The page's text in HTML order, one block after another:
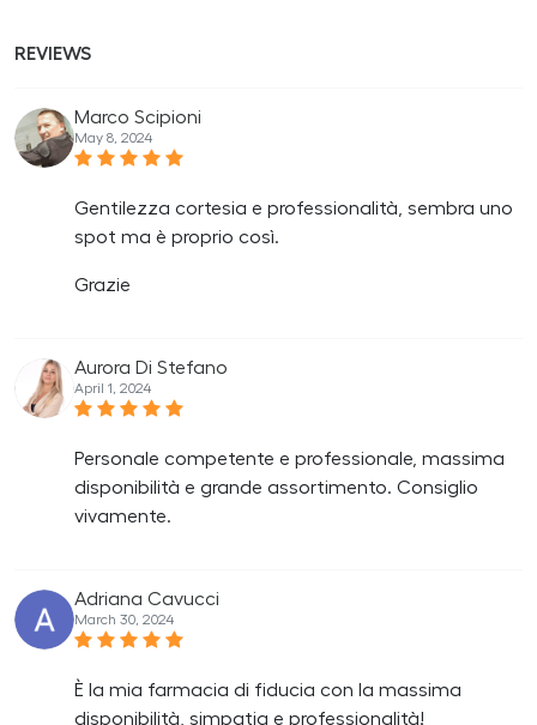
REVIEWS
Marco Scipioni
May 8, 2024
Gentilezza cortesia e professionalità, sembra uno
spot ma è proprio così.
Grazie
Aurora Di Stefano
April 1, 2024
Personale competente e professionale, massima
disponibilità e grande assortimento. Consiglio
vivamente.
Adriana Cavucci
March 30, 2024
È la mia farmacia di fiducia con la massima
disponibilità, simpatia e professionalità!